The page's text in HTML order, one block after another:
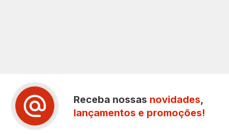
Receba nossas novidades,
lançamentos e promoções!